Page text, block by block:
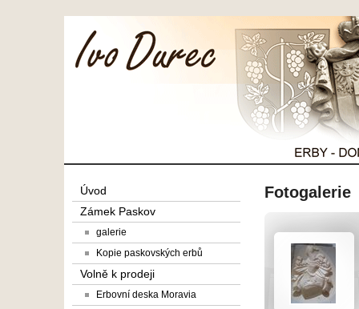
Fotogalerie
Úvod
Zámek Paskov
galerie
Kopie paskovských erbů
Volně k prodeji
Erbovní deska Moravia